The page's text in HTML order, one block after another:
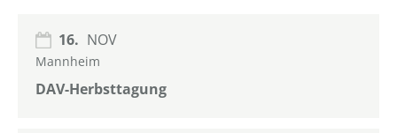
16. NOV
Mannheim
DAV-Herbsttagung